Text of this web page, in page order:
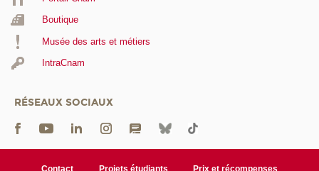
Boutique
Musée des arts et métiers
IntraCnam
RÉSEAUX SOCIAUX
Contact Projets étudiants Prix et récompenses